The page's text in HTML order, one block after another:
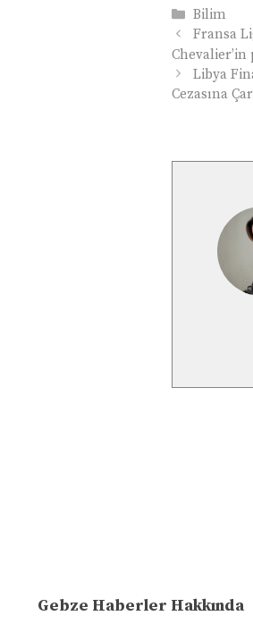
Bilim
Fransa
Chevalier’in
Libya
Cezasına
Gebze Haberler Hakkında